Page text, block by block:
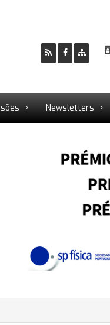
Newsletters